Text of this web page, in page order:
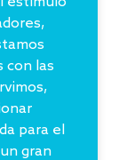
con las
para el
gran